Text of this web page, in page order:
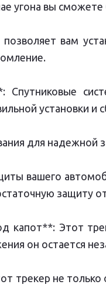
угона вы
вам
Спутниковые
установки и
для надежной
вашего
защиту
Этот
он остается
трекер не